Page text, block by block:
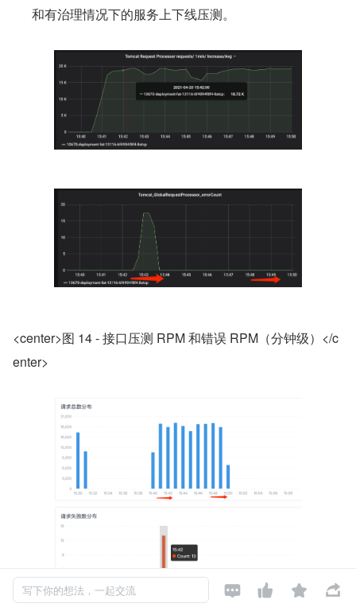
和有治理情况下的服务上下线压测。
<center>图 14 - 接口压测 RPM 和错误 RPM（分钟级）</c
enter>
写下你的想法，一起交流    